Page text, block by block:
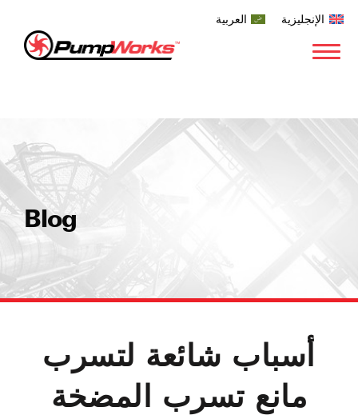
الإنجليزية العربية
Blog
أسباب شائعة لتسرب
مانع تسرب المضخة